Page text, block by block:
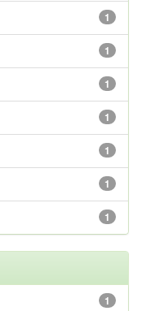
1
1
1
1
1
1
1
1